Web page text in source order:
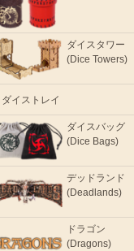
ダイスタワー
(Dice Towers)
ダイストレイ
ダイスバッグ
(Dice Bags)
デッドランド
(Deadlands)
ドラゴン
(Dragons)